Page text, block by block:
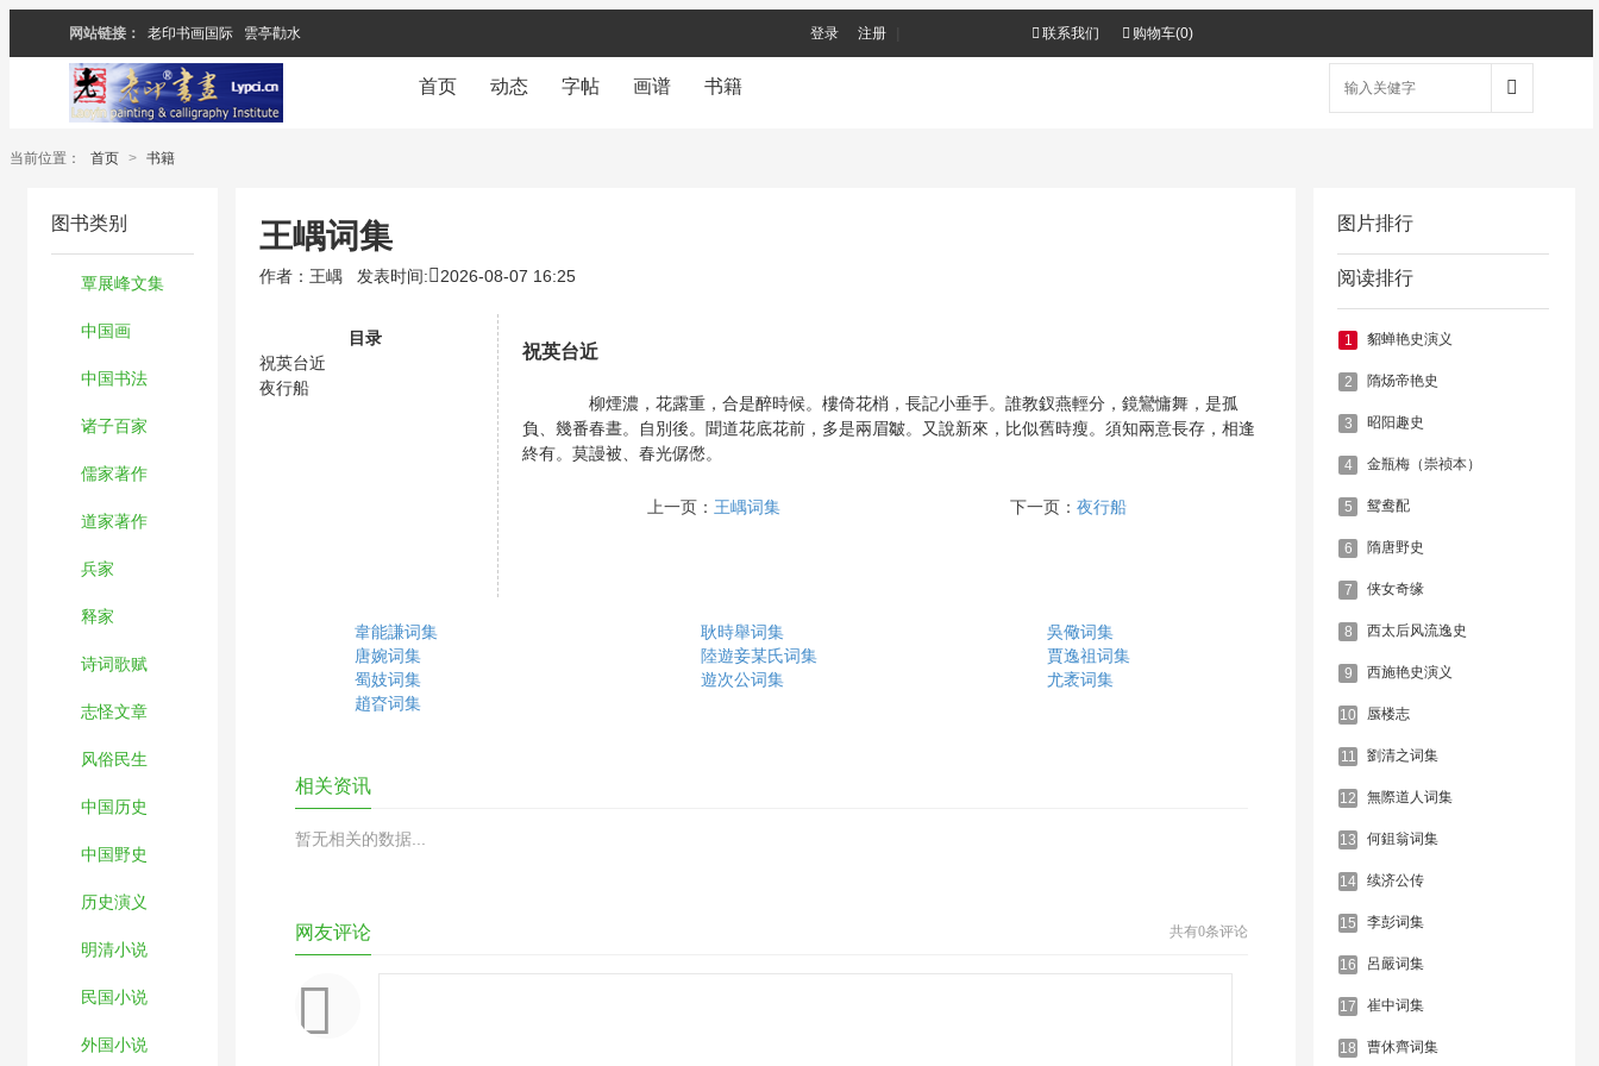
网站链接： 老印书画国际 雲亭勸水 登录 注册 联系我们 购物车(0)
首页 动态 字帖 画谱 书籍
当前位置： 首页 > 书籍
图书类别
覃展峰文集
中国画
中国书法
诸子百家
儒家著作
道家著作
兵家
释家
诗词歌赋
志怪文章
风俗民生
中国历史
中国野史
历史演义
明清小说
民国小说
外国小说
王嵎词集
作者：王嵎 发表时间: 2026-08-07 16:25
目录
祝英台近
夜行船
祝英台近
柳煙濃，花露重，合是醉時候。樓倚花梢，長記小垂手。誰教釵燕輕分，鏡鸞慵舞，是孤
負、幾番春晝。自別後。聞道花底花前，多是兩眉皺。又說新來，比似舊時瘦。須知兩意長存，相逢
終有。莫謾被、春光僝僽。
上一页： 王嵎词集 下一页：夜行船
韋能謙词集 耿時舉词集
吳儆词集
唐婉词集
陸遊妾某氏词集
賈逸祖词集
蜀妓词集
遊次公词集
尤袤词集
趙昚词集
相关资讯
暂无相关的数据...
共有0条评论
网友评论
图片排行
阅读排行
1 貂蝉艳史演义
2 隋炀帝艳史
3 昭阳趣史
4 金瓶梅（崇祯本）
5 鸳鸯配
6 隋唐野史
7 侠女奇缘
8 西太后风流逸史
9 西施艳史演义
10 蜃楼志
11 劉清之词集
12 無際道人词集
13 何鉏翁词集
14 续济公传
15 李彭词集
16 呂嚴词集
17 崔中词集
18 曹休齊词集